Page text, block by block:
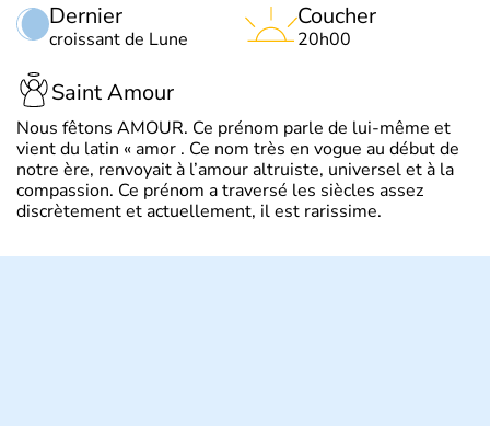
Dernier
croissant de Lune
Coucher
20h00
Saint Amour
Nous fêtons AMOUR. Ce prénom parle de lui-même et
vient du latin « amor . Ce nom très en vogue au début de
notre ère, renvoyait à l’amour altruiste, universel et à la
compassion. Ce prénom a traversé les siècles assez
discrètement et actuellement, il est rarissime.